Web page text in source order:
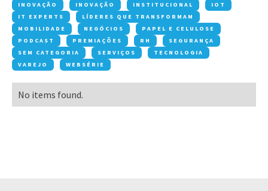
INOVAÇÃO
INOVAÇÃO INSTITUCIONAL
IOT
IT EXPERTS
LÍDERES QUE TRANSFORMAM
MOBILIDADE
NEGÓCIOS
PAPEL E CELULOSE
PODCAST
PREMIAÇÕES RH
SEGURANÇA
SEM CATEGORIA
SERVIÇOS
TECNOLOGIA
VAREJO
WEBSÉRIE
No items found.